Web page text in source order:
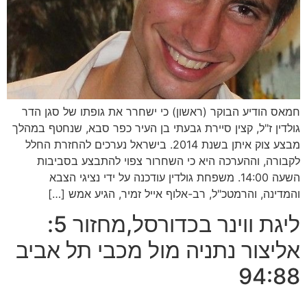
חמאס הודיע הבוקר (ראשון) כי ישחרר את גופתו של סגן הדר
גולדין ז"ל, קצין סיירת גבעתי בן העיר כפר סבא, שנחטף במהלך
מבצע צוק איתן בשנת 2014. בישראל נערכים להחזרת החלל
לקבורה, וההערכה היא כי השחרור צפוי להתבצע בסביבות
השעה 14:00. משפחת גולדין עודכנה על ידי נציגי הצבא
והמדינה, והרמטכ"ל, רב-אלוף אייל זמיר, הגיע אמש […]
ליגת ווינר בכדורסל,מחזור 5:
אליצור נתניה מול מכבי תל אביב
94:88